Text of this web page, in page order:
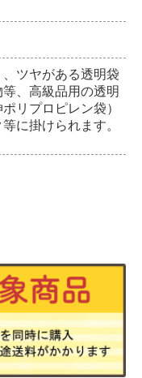
ツヤがある透明袋
、高級品用の透明
リプロピレン袋）
に掛けられます。